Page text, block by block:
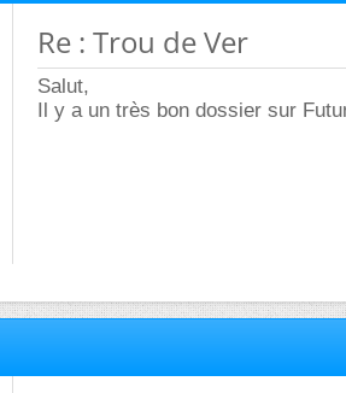
Re : Trou de Ver
Salut,
Il y a un très bon dossier sur